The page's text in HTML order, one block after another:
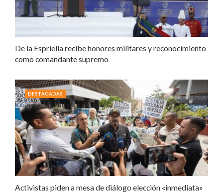
De la Espriella recibe honores militares y reconocimiento
como comandante supremo
Activistas piden a mesa de diálogo elección «inmediata»
DESTACADAS